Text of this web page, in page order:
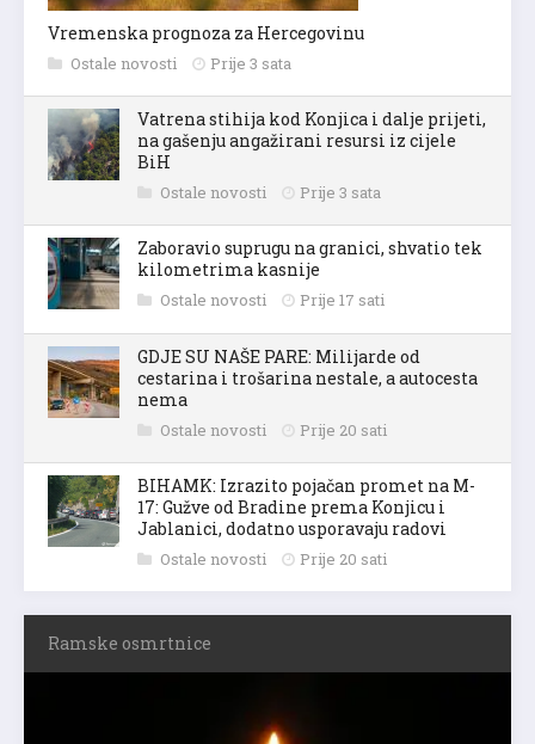
Vremenska prognoza za Hercegovinu
Ostale novosti Prije 3 sata
Vatrena stihija kod Konjica i dalje prijeti,
na gašenju angažirani resursi iz cijele
BiH
Ostale novosti Prije 3 sata
Zaboravio suprugu na granici, shvatio tek
kilometrima kasnije
Ostale novosti Prije 17 sati
GDJE SU NAŠE PARE: Milijarde od
cestarina i trošarina nestale, a autocesta
nema
Ostale novosti Prije 20 sati
BIHAMK: Izrazito pojačan promet na M-
17: Gužve od Bradine prema Konjicu i
Jablanici, dodatno usporavaju radovi
Ostale novosti Prije 20 sati
Ramske osmrtnice